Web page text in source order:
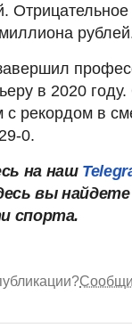
в 2020
с рекордом в
0.
на наш
вы
спорта.